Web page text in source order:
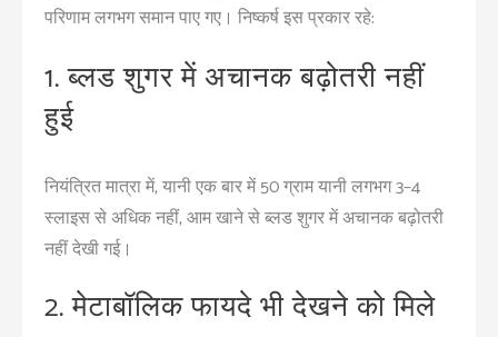
परिणाम लगभग समान पाए गए। निष्कर्ष इस प्रकार रहे:
1. ब्लड शुगर में अचानक बढ़ोतरी नहीं
हुई
नियंत्रित मात्रा में, यानी एक बार में 50 ग्राम यानी लगभग 3–4
स्लाइस से अधिक नहीं, आम खाने से ब्लड शुगर में अचानक बढ़ोतरी
नहीं देखी गई।
2. मेटाबॉलिक फायदे भी देखने को मिले